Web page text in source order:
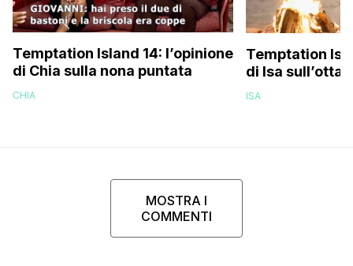
Temptation Island 14: l’opinione
di Chia sulla nona puntata
CHIA
Temptation
di Isa
ISA
MOSTRA I
COMMENTI